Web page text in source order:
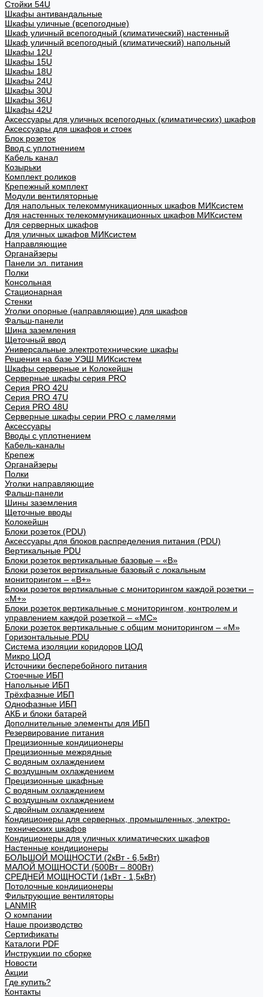
Стойки 54U
Шкафы антивандальные
Шкафы уличные (всепогодные)
Шкаф уличный всепогодный (климатический) настенный
Шкаф уличный всепогодный (климатический) напольный
Шкафы 12U
Шкафы 15U
Шкафы 18U
Шкафы 24U
Шкафы 30U
Шкафы 36U
Шкафы 42U
Аксессуары для уличных всепогодных (климатических) шкафов
Аксессуары для шкафов и стоек
Блок розеток
Ввод с уплотнением
Кабель канал
Козырьки
Комплект роликов
Крепежный комплект
Модули вентиляторные
Для напольных телекоммуникационных шкафов МИКсистем
Для настенных телекоммуникационных шкафов МИКсистем
Для серверных шкафов
Для уличных шкафов МИКсистем
Направляющие
Органайзеры
Панели эл. питания
Полки
Консольная
Стационарная
Стенки
Уголки опорные (направляющие) для шкафов
Фальш-панели
Шина заземления
Щеточный ввод
Универсальные электротехнические шкафы
Решения на базе УЭШ МИКсистем
Шкафы серверные и Колокейшн
Серверные шкафы серия PRO
Серия PRO 42U
Серия PRO 47U
Серия PRO 48U
Серверные шкафы серии PRO с ламелями
Аксессуары
Вводы с уплотнением
Кабель-каналы
Крепеж
Органайзеры
Полки
Уголки направляющие
Фальш-панели
Шины заземления
Щеточные вводы
Колокейшн
Блоки розеток (PDU)
Аксессуары для блоков распределения питания (PDU)
Вертикальные PDU
Блоки розеток вертикальные базовые – «В»
Блоки розеток вертикальные базовый с локальным
мониторингом – «В+»
Блоки розеток вертикальные с мониторингом каждой розетки –
«М+»
Блоки розеток вертикальные с мониторингом, контролем и
управлением каждой розеткой – «МС»
Блоки розеток вертикальные с общим мониторингом – «М»
Горизонтальные PDU
Система изоляции коридоров ЦОД
Микро ЦОД
Источники бесперебойного питания
Стоечные ИБП
Напольные ИБП
Трёхфазные ИБП
Однофазные ИБП
АКБ и блоки батарей
Дополнительные элементы для ИБП
Резервирование питания
Прецизионные кондиционеры
Прецизионные межрядные
С водяным охлаждением
С воздушным охлаждением
Прецизионные шкафные
С водяным охлаждением
С воздушным охлаждением
С двойным охлаждением
Кондиционеры для серверных, промышленных, электро-
технических шкафов
Кондиционеры для уличных климатических шкафов
Настенные кондиционеры
БОЛЬШОЙ МОЩНОСТИ (2кВт - 6,5кВт)
МАЛОЙ МОЩНОСТИ (500Вт – 800Вт)
СРЕДНЕЙ МОЩНОСТИ (1кВт - 1,5кВт)
Потолочные кондиционеры
Фильтрующие вентиляторы
LANMIR
О компании
Наше производство
Сертификаты
Каталоги PDF
Инструкции по сборке
Новости
Акции
Где купить?
Контакты